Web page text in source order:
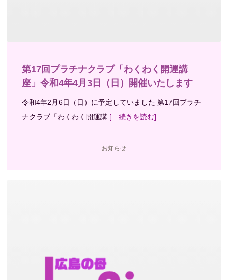
第17回プラチナクラブ「わくわく開運講
座」令和4年4月3日（日）開催いたします
令和4年2月6日（日）に予定していました 第17回プラチ
ナクラブ「わくわく開運講 […続きを読む]
お知らせ